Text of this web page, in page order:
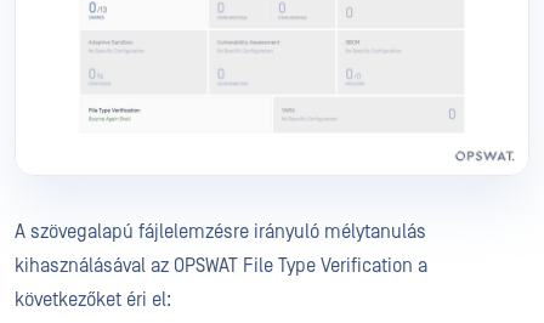
A szövegalapú fájlelemzésre irányuló mélytanulás
kihasználásával az OPSWAT File Type Verification a
következőket éri el: